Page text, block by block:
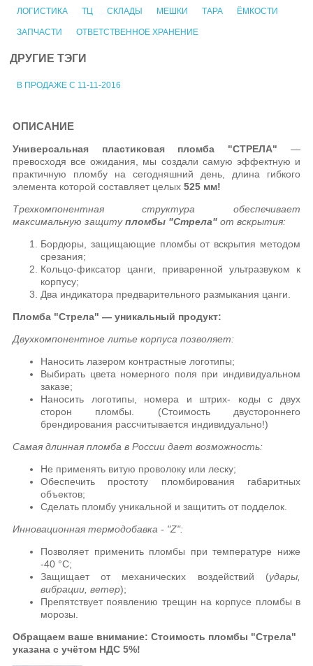
ЛОГИСТИКА ТЦ СКЛАДЫ МЕШКИ ТАРА ЁМКОСТИ
ЗАПЧАСТИ ОТВЕТСТВЕННОЕ ХРАНЕНИЕ
ДРУГИЕ ТЭГИ
В ПРОДАЖЕ С 11-11-2016
ОПИСАНИЕ
Универсальная пластиковая пломба "СТРЕЛА" —
превосходя все ожидания, мы создали самую эффектную и
практичную пломбу на сегодняшний день, длина гибкого
элемента которой составляет целых525 мм!
Трехкомпонентная структура обеспечивает
максимальную защитупломбы "Стрела" от вскрытия:
Бордюры, защищающие пломбы от вскрытия методом
срезания;
Кольцо-фиксатор цанги, приваренной ультразвуком к
корпусу;
Два индикатора предварительного размыкания цанги.
Пломба "Стрела" — уникальный продукт:
Двухкомпонентное литье корпуса позволяет:
Наносить лазером контрастные логотипы;
Выбирать цвета номерного поля при индивидуальном
заказе;
Наносить логотипы, номера и штрих- коды с двух
сторон пломбы. (Стоимость двустороннего
брендирования рассчитывается индивидуально!)
Самая длинная пломба в России дает возможность:
Не применять витую проволоку или леску;
Обеспечить простоту пломбирования габаритных
объектов;
Сделать пломбу уникальной и защитить от подделок.
Инновационная термодобавка - "Z":
Позволяет применить пломбы при температуре ниже
-40 °C;
Защищает от механических воздействий (удары,
вибрации, ветер);
Препятствует появлению трещин на корпусе пломбы в
морозы.
Обращаем ваше внимание: Стоимость пломбы "Стрела"
указанас учётом НДС 5%!